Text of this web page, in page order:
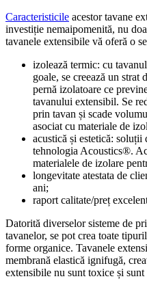
Caracteristicile acestor tavane
investiție nemaipomenită, nu
tavanele extensibile vă oferă o
izolează termic: cu
goale, se creează un strat
pernă izolatoare ce
tavanului extensibil. Se
prin tavan și scade
asociat cu materiale de
acustică și estetică: soluții
tehnologia Acoustics®.
materialele de izolare
longevitate atestata de
ani;
raport calitate/preț
Datorită diverselor sisteme de
tavanelor, se pot crea toate
forme organice. Tavanele
membrană elastică ignifugă,
extensibile nu sunt toxice și